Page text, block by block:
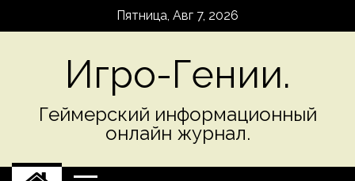
Пятница, Авг 7, 2026
Игро-Гении.
Геймерский информационный
онлайн журнал.